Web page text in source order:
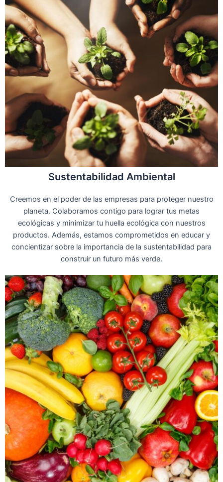
Sustentabilidad Ambiental
Creemos en el poder de las empresas para proteger nuestro
planeta. Colaboramos contigo para lograr tus metas
ecológicas y minimizar tu huella ecológica con nuestros
productos. Además, estamos comprometidos en educar y
concientizar sobre la importancia de la sustentabilidad para
construir un futuro más verde.